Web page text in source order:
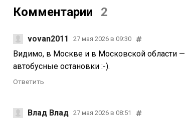
Комментарии 2
vovan2011 27 мая 2026 в 09:30
Видимо, в Москве и в Московской области
автобусные остановки :-).
Ответить
Влад Влад 27 мая 2026 в 08:51